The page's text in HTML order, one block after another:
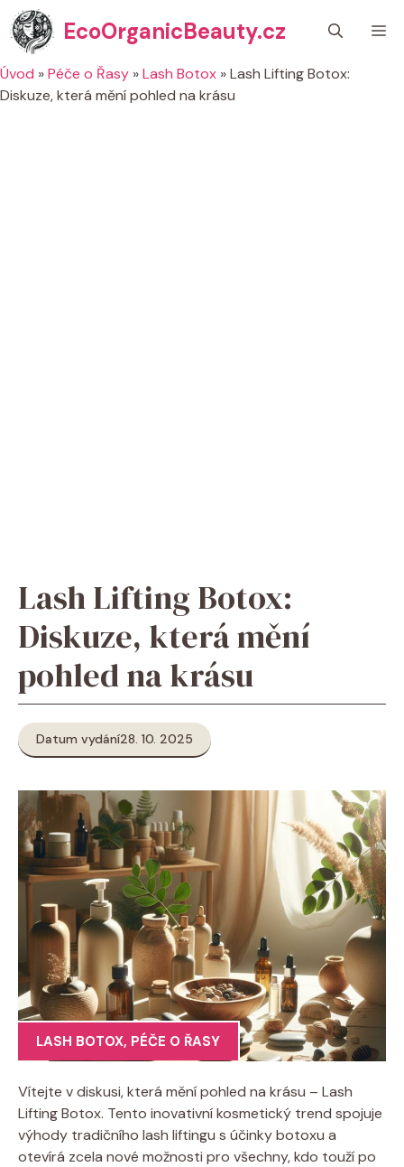
Přeskočit
na
obsah
EcoOrganicBeauty.cz
Úvod »Péče o Řasy »Lash Botox »Lash Lifting Botox:
Diskuze, která mění pohled na krásu
Lash Lifting Botox:
Diskuze, která mění
pohled na krásu
Datum vydání28. 10. 2025
LASH BOTOX, PÉČE O ŘASY
Vítejte v diskusi, která mění pohled na krásu – Lash
Lifting Botox. Tento inovativní kosmetický trend spojuje
výhody tradičního lash liftingu s účinky botoxu a
otevírá zcela nové možnosti pro všechny, kdo touží po